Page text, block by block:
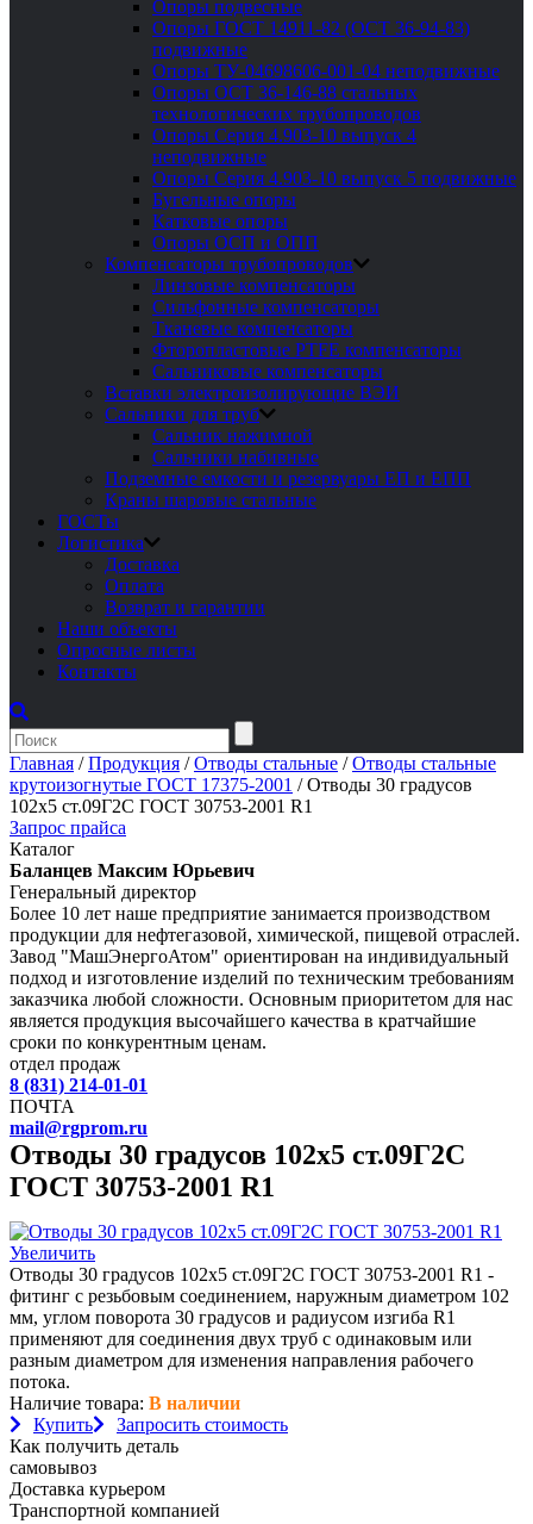
Опоры подвесные
Опоры ГОСТ 14911-82 (ОСТ 36-94-83)
подвижные
Опоры ТУ-04698606-001-04 неподвижные
Опоры ОСТ 36-146-88 стальных
технологических трубопроводов
Опоры Серия 4.903-10 выпуск 4
неподвижные
Опоры Серия 4.903-10 выпуск 5 подвижные
Бугельные опоры
Катковые опоры
Опоры ОСП и ОПП
Компенсаторы трубопроводов
Линзовые компенсаторы
Сильфонные компенсаторы
Тканевые компенсаторы
Фторопластовые PTFE компенсаторы
Сальниковые компенсаторы
Вставки электроизолирующие ВЭИ
Сальники для труб
Сальник нажимной
Сальники набивные
Подземные емкости и резервуары ЕП и ЕПП
Краны шаровые стальные
ГОСТы
Логистика
Доставка
Оплата
Возврат и гарантии
Наши объекты
Опросные листы
Контакты
Главная /Продукция /Отводы стальные /Отводы стальные
крутоизогнутые ГОСТ 17375-2001 /Отводы 30 градусов
102х5 ст.09Г2С ГОСТ 30753-2001 R1
Запрос прайса
Каталог
Баланцев Максим Юрьевич
Генеральный директор
Более 10 лет наше предприятие занимается производством
продукции для нефтегазовой, химической, пищевой отраслей.
Завод "МашЭнергоАтом" ориентирован на индивидуальный
подход и изготовление изделий по техническим требованиям
заказчика любой сложности. Основным приоритетом для нас
является продукция высочайшего качества в кратчайшие
сроки по конкурентным ценам.
отдел продаж
8 (831) 214-01-01
ПОЧТА
mail@rgprom.ru
Отводы 30 градусов 102х5 ст.09Г2С
ГОСТ 30753-2001 R1
Увеличить
Отводы 30 градусов 102х5 ст.09Г2С ГОСТ 30753-2001 R1 -
фитинг с резьбовым соединением, наружным диаметром 102
мм, углом поворота 30 градусов и радиусом изгиба R1
применяют для соединения двух труб с одинаковым или
разным диаметром для изменения направления рабочего
потока.
Наличие товара: В наличии
Купить
Запросить стоимость
Как получить деталь
самовывоз
Доставка курьером
Транспортной компанией